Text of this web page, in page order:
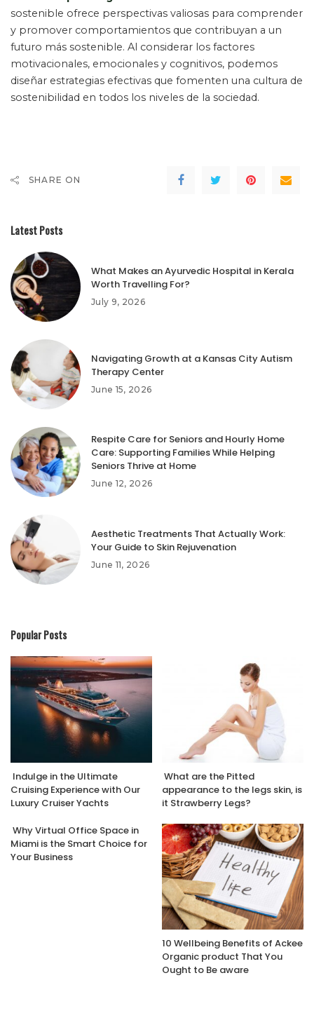
sostenible ofrece perspectivas valiosas para comprender
y promover comportamientos que contribuyan a un
futuro más sostenible. Al considerar los factores
motivacionales, emocionales y cognitivos, podemos
diseñar estrategias efectivas que fomenten una cultura de
sostenibilidad en todos los niveles de la sociedad.
SHARE ON
Latest Posts
What Makes an Ayurvedic Hospital in Kerala
Worth Travelling For?
July 9, 2026
Navigating Growth at a Kansas City Autism
Therapy Center
June 15, 2026
Respite Care for Seniors and Hourly Home
Care: Supporting Families While Helping
Seniors Thrive at Home
June 12, 2026
Aesthetic Treatments That Actually Work:
Your Guide to Skin Rejuvenation
June 11, 2026
Popular Posts
Indulge in the Ultimate
Cruising Experience with Our
Luxury Cruiser Yachts
What are the Pitted
appearance to the legs skin, is
it Strawberry Legs?
Why Virtual Office Space in
Miami is the Smart Choice for
Your Business
10 Wellbeing Benefits of Ackee
Organic product That You
Ought to Be aware